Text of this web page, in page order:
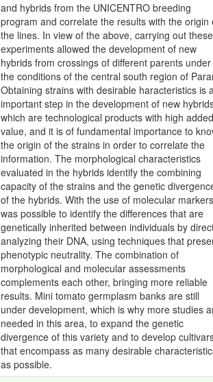
and hybrids from the UNICENTRO breeding
program and correlate the results with the origin
the lines. In view of the above, carrying out these
experiments allowed the development of new
hybrids from crossings of different parents under
the conditions of the central south region of
Obtaining strains with desirable haracteristics is
important step in the development of new
which are technological products with high added
value, and it is of fundamental importance to
the origin of the strains in order to correlate the
information. The morphological characteristics
evaluated in the hybrids identify the combining
capacity of the strains and the genetic
of the hybrids. With the use of molecular
was possible to identify the differences that are
genetically inherited between individuals by
analyzing their DNA, using techniques that
phenotypic neutrality. The combination of
morphological and molecular assessments
complements each other, bringing more reliable
results. Mini tomato germplasm banks are still
under development, which is why more studies
needed in this area, to expand the genetic
divergence of this variety and to develop
that encompass as many desirable
as possible.